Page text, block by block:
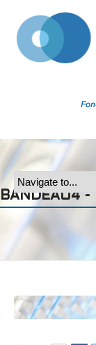
BANDEAU4 -